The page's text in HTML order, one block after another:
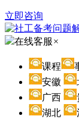
立即咨询
在线客服 ×
课程
安徽
广西
湖北